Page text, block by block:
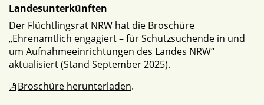
Landesunterkünften
Der Flüchtlingsrat NRW hat die Broschüre
„Ehrenamtlich engagiert – für Schutzsuchende in und
um Aufnahmeeinrichtungen des Landes NRW“
aktualisiert (Stand September 2025).
Broschüre herunterladen.